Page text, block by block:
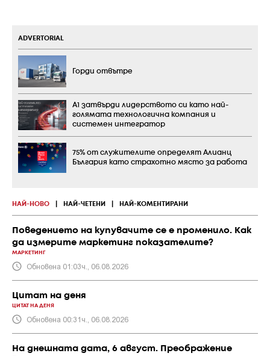
НАЙ-НОВО НАЙ-ЧЕТЕНИ НАЙ-КОМЕНТИРАНИ
Поведението на купувачите се е променило. Как
да измерите маркетинг показателите?
МАРКЕТИНГ
Обновена 01:03ч., 06.08.2026
Цитат на деня
ЦИТАТ НА ДЕНЯ
Обновена 00:31ч., 06.08.2026
На днешната дата, 6 август. Преображение
ADVERTORIAL
Горди отвътре
А1 затвърди лидерството си като най-
голямата технологична компания и
системен интегратор
75% от служителите определят Алианц
България като страхотно място за работа